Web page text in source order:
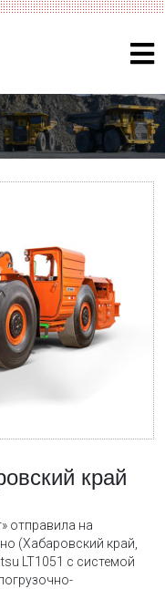
край
отправила на
(Хабаровский край,
LT1051 с системой